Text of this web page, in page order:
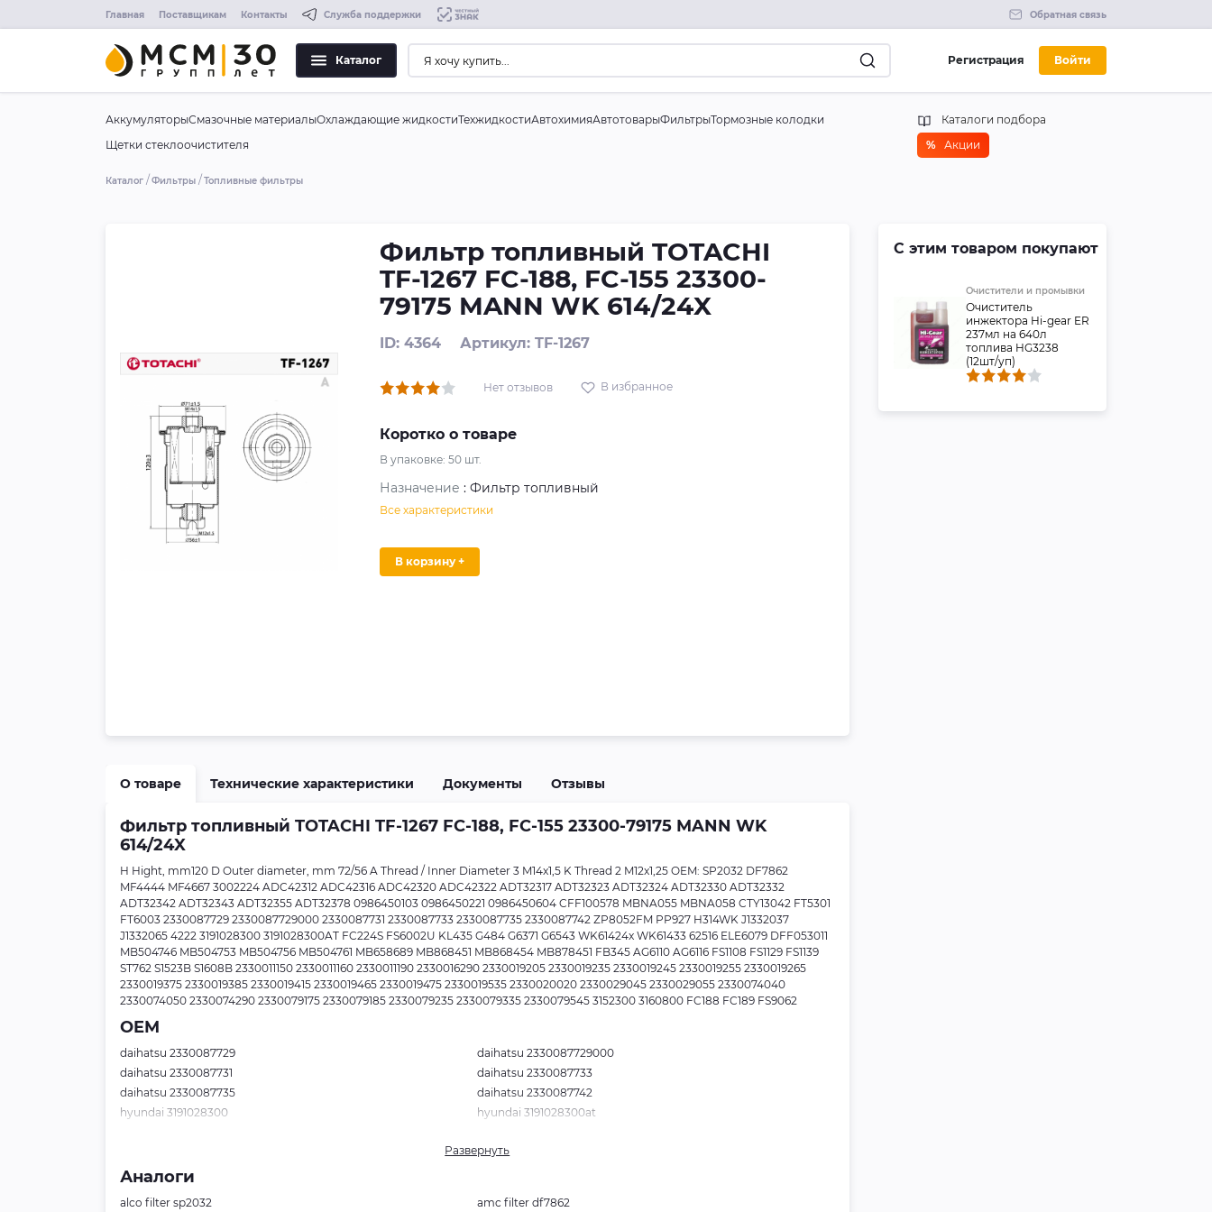
Главная Поставщикам Контакты Служба поддержки Обратная связь
Каталог Регистрация Войти
АккумуляторыСмазочные материалыОхлаждающие жидкостиТехжидкостиАвтохимияАвтотоварыФильтрыТормозные колодки
Щетки стеклоочистителя
Каталоги подбора
% Акции
Каталог Фильтры Топливные фильтры
Фильтр топливный TOTACHI
TF-1267 FC-188, FC-155 23300-
79175 MANN WK 614/24X
ID: 4364 Артикул: TF-1267
Нет отзывов В избранное
Коротко о товаре
В упаковке:50 шт.
Назначение : Фильтр топливный
Все характеристики
В корзину +
О товаре Технические характеристики Документы Отзывы
Фильтр топливный TOTACHI TF-1267 FC-188, FC-155 23300-79175 MANN WK
614/24X
H Hight, mm120 D Outer diameter, mm 72/56 A Thread / Inner Diameter 3 M14x1,5 K Thread 2 M12x1,25 OEM: SP2032 DF7862
MF4444 MF4667 3002224 ADC42312 ADC42316 ADC42320 ADC42322 ADT32317 ADT32323 ADT32324 ADT32330 ADT32332
ADT32342 ADT32343 ADT32355 ADT32378 0986450103 0986450221 0986450604 CFF100578 MBNA055 MBNA058 CTY13042 FT5301
FT6003 2330087729 2330087729000 2330087731 2330087733 2330087735 2330087742 ZP8052FM PP927 H314WK J1332037
J1332065 4222 3191028300 3191028300AT FC224S FS6002U KL435 G484 G6371 G6543 WK61424x WK61433 62516 ELE6079 DFF053011
MB504746 MB504753 MB504756 MB504761 MB658689 MB868451 MB868454 MB878451 FB345 AG6110 AG6116 FS1108 FS1129 FS1139
ST762 S1523B S1608B 2330011150 2330011160 2330011190 2330016290 2330019205 2330019235 2330019245 2330019255 2330019265
2330019375 2330019385 2330019415 2330019465 2330019475 2330019535 2330020020 2330029045 2330029055 2330074040
2330074050 2330074290 2330079175 2330079185 2330079235 2330079335 2330079545 3152300 3160800 FC188 FC189 FS9062
OEM
daihatsu 2330087729
daihatsu 2330087729000
daihatsu 2330087731
daihatsu 2330087733
daihatsu 2330087735
daihatsu 2330087742
hyundai 3191028300
hyundai 3191028300at
mitsubishi mb504756
mitsubishi mb504761
Развернуть
Аналоги
alco filter sp2032
amc filter df7862
С этим товаром покупают
Очистители и промывки
Очиститель
инжектора Hi-gear ER
237мл на 640л
топлива HG3238
(12шт/уп)